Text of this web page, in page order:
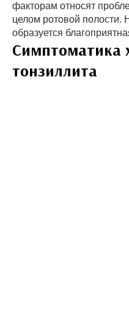
факторам относят
целом ротовой полости.
образуется
Симптоматика
тонзиллита